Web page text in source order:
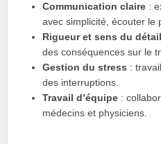
Communication claire :
avec simplicité, écouter le
Rigueur et sens du détail
des conséquences sur le
Gestion du stress :
des interruptions.
Travail d’équipe :
médecins et physiciens.